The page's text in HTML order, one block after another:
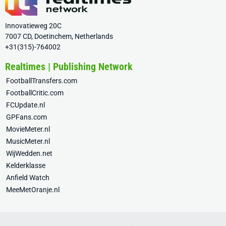
Innovatieweg 20C
7007 CD, Doetinchem, Netherlands
+31(315)-764002
Realtimes | Publishing Network
FootballTransfers.com
FootballCritic.com
FCUpdate.nl
GPFans.com
MovieMeter.nl
MusicMeter.nl
WijWedden.net
Kelderklasse
Anfield Watch
MeeMetOranje.nl